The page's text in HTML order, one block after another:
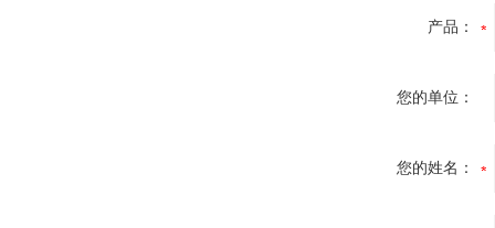
产品：
您的单位：
您的姓名：